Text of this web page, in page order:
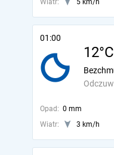
Wiatr:
5 km/h
01:00
12°C
Opad: 0 mm
Wiatr:
3 km/h